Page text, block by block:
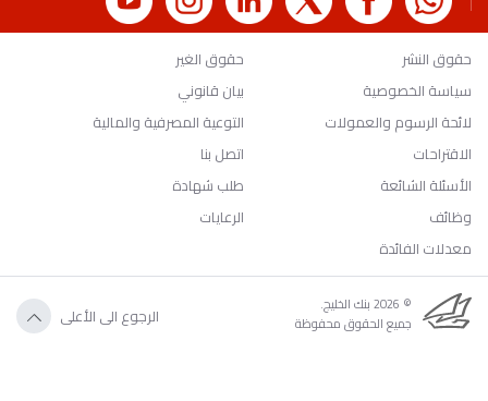
حقوق النشر
حقوق الغير
سياسة الخصوصية
بيان قانوني
لائحة الرسوم والعمولات
التوعية المصرفية والمالية
الاقتراحات
اتصل بنا
الأسئلة الشائعة
طلب شهادة
وظائف
الرعايات
معدلات الفائدة
© 2026 بنك الخليج.
جميع الحقوق محفوظة
الرجوع الى الأعلى